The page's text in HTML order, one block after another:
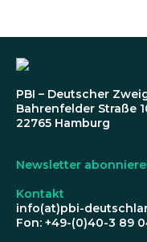
PBI – Deutscher
Bahrenfelder Straße
22765 Hamburg
Newsletter
Kontakt
info(at)pbi-
Fon: +49-(0)40-3 89